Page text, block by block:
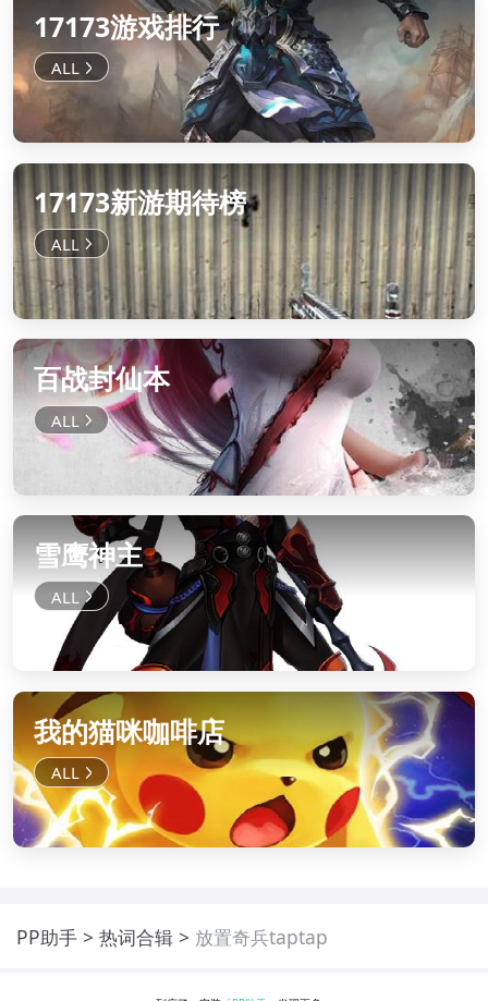
17173游戏排行
17173新游期待榜
百战封仙本
雪鹰神主
我的猫咪咖啡店
PP助手 热词合辑 放置奇兵taptap